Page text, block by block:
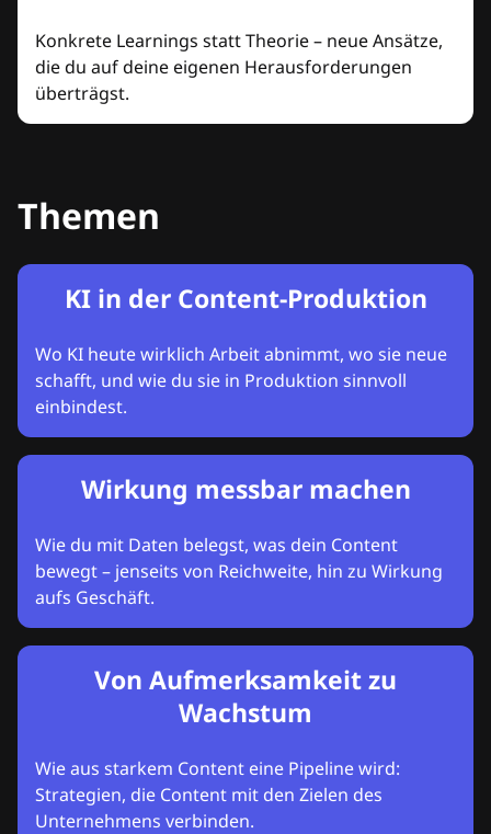
Konkrete Learnings statt Theorie – neue Ansätze,
die du auf deine eigenen Herausforderungen
überträgst.
Themen
KI in der Content-Produktion
Wo KI heute wirklich Arbeit abnimmt, wo sie neue
schafft, und wie du sie in Produktion sinnvoll
einbindest.
Wirkung messbar machen
Wie du mit Daten belegst, was dein Content
bewegt – jenseits von Reichweite, hin zu Wirkung
aufs Geschäft.
Von Aufmerksamkeit zu
Wachstum
Wie aus starkem Content eine Pipeline wird:
Strategien, die Content mit den Zielen des
Unternehmens verbinden.